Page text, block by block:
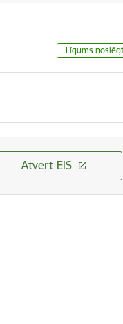
Līgums
Atvērt EIS